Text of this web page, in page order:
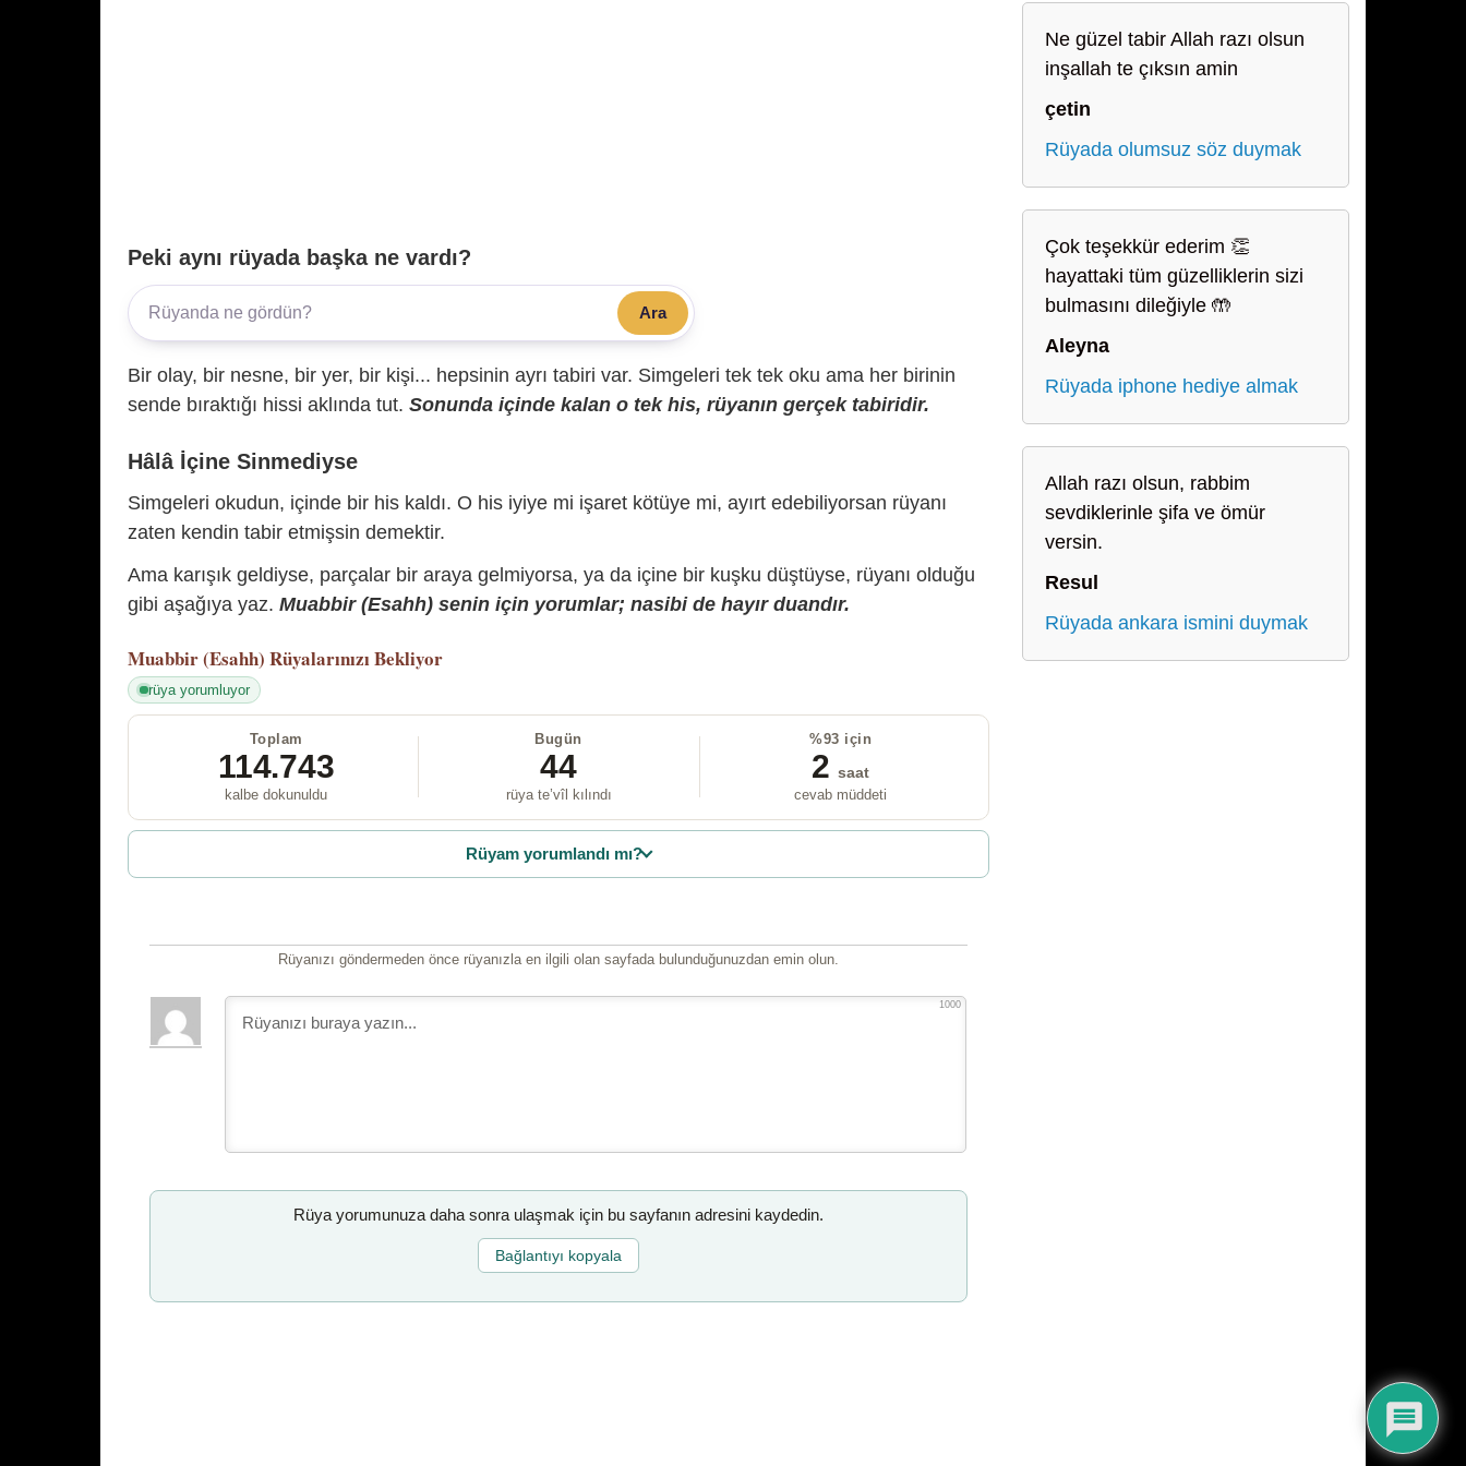
Peki aynı rüyada başka ne vardı?
Ara
Bir olay, bir nesne, bir yer, bir kişi... hepsinin ayrı tabiri var. Simgeleri tek tek oku ama her birinin
sende bıraktığı hissi aklında tut. Sonunda içinde kalan o tek his, rüyanın gerçek tabiridir.
Hâlâ İçine Sinmediyse
Simgeleri okudun, içinde bir his kaldı. O his iyiye mi işaret kötüye mi, ayırt edebiliyorsan rüyanı
zaten kendin tabir etmişsin demektir.
Ama karışık geldiyse, parçalar bir araya gelmiyorsa, ya da içine bir kuşku düştüyse, rüyanı olduğu
gibi aşağıya yaz. Muabbir (Esahh) senin için yorumlar; nasibi de hayır duandır.
Muabbir (Esahh) Rüyalarınızı Bekliyor
rüya yorumluyor
Toplam
114.743
kalbe dokunuldu
Bugün
44
rüya te’vîl kılındı
%93 için
2 saat
cevab müddeti
Rüyam yorumlandı mı?
Rüyanızı göndermeden önce rüyanızla en ilgili olan sayfada bulunduğunuzdan emin olun.
1000
Rüya yorumunuza daha sonra ulaşmak için bu sayfanın adresini kaydedin.
Bağlantıyı kopyala
Ne güzel tabir Allah razı olsun
inşallah te çıksın amin
çetin
Rüyada olumsuz söz duymak
Çok teşekkür ederim 👏
hayattaki tüm güzelliklerin sizi
bulmasını dileğiyle 🤲
Aleyna
Rüyada iphone hediye almak
Allah razı olsun, rabbim
sevdiklerinle şifa ve ömür
versin.
Resul
Rüyada ankara ismini duymak